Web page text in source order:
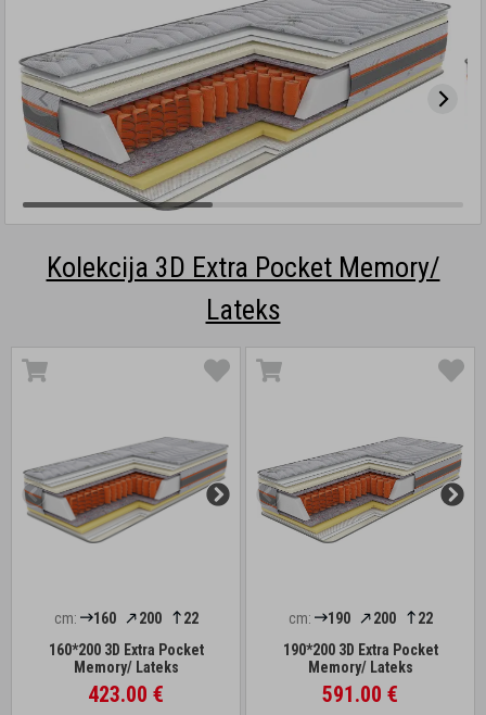
Kolekcija 3D Extra Pocket Memory/
Lateks
cm: 160 200
22
160*200 3D Extra Pocket
Memory/ Lateks
423.00 €
cm: 190 200
22
190*200 3D Extra Pocket
Memory/ Lateks
591.00 €